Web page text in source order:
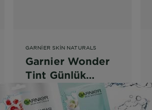
GARNIER SKIN NATURALS
Garnier Wonder
Tint Günlük
Nemlendirici -